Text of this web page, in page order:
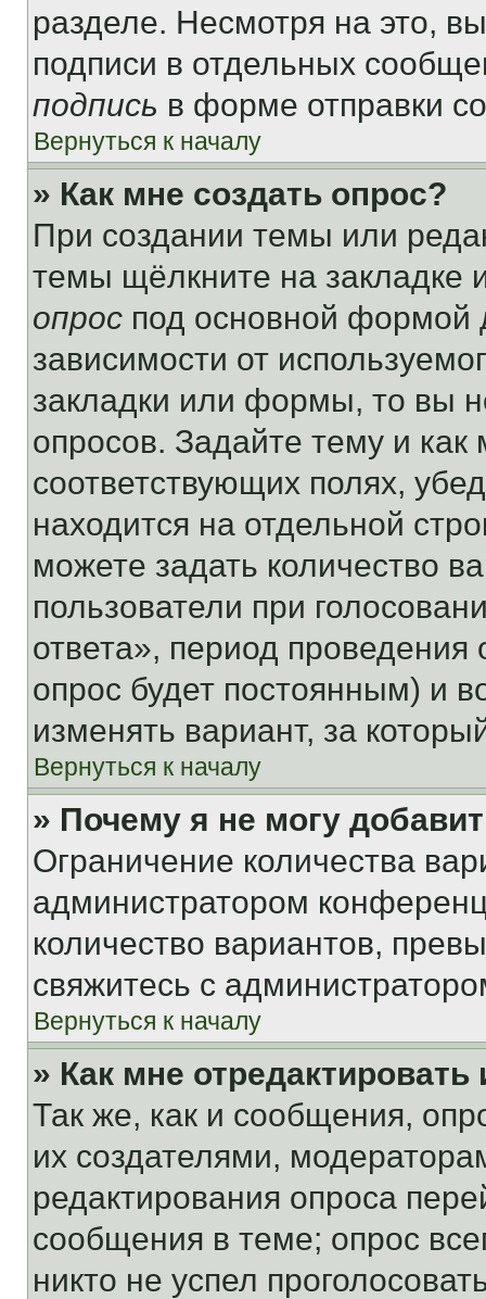
разделе. Несмотря на это,
подписи в отдельных
подпись в форме отправки
Вернуться к началу
» Как мне создать опрос?
При создании темы или
темы щёлкните на
опрос под основной формой
зависимости от
закладки или формы, то вы
опросов. Задайте тему и
соответствующих полях,
находится на отдельной
можете задать количество
пользователи при
ответа», период проведения
опрос будет постоянным) и
изменять вариант, за
Вернуться к началу
» Почему я не могу
Ограничение количества
администратором
количество вариантов,
свяжитесь с
Вернуться к началу
» Как мне
Так же, как и сообщения,
их создателями,
редактирования опроса
сообщения в теме; опрос
никто не успел